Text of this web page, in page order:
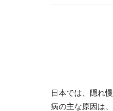
日本では、隠れ
病の主な原因は